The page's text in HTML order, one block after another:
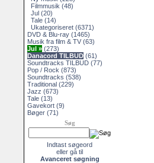
Filmmusik (48)
Jul (20)
Tale (14)
Ukategoriseret (6371)
DVD & Blu-ray (1465)
Musik fra film & TV (63)
Jul » (273)
Danacord TILBUD (61)
Soundtracks TILBUD (77)
Pop / Rock (873)
Soundtracks (538)
Traditional (229)
Jazz (673)
Tale (13)
Gavekort (9)
Bøger (71)
Søg
Indtast søgeord
eller gå til
Avanceret søgning